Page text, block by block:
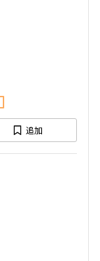
追加